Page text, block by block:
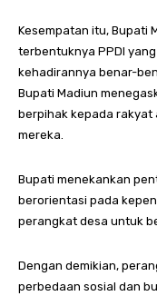
Kesempatan itu, Bupati
terbentuknya PPDI
kehadirannya benar-
Bupati Madiun
berpihak kepada rakyat
mereka.
Bupati menekankan
berorientasi pada
perangkat desa untuk
Dengan demikian,
perbedaan sosial dan